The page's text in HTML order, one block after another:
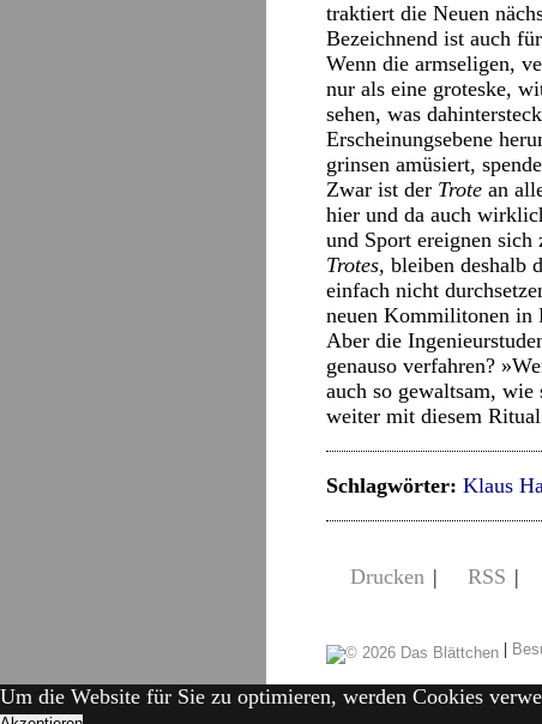
traktiert die Neuen
Bezeichnend ist auch
Wenn die armseligen,
nur als eine groteske,
sehen, was
Erscheinungsebene
grinsen amüsiert,
Zwar ist der Trote an
hier und da auch
und Sport ereignen sich
Trotes, bleiben deshalb
einfach nicht
neuen Kommilitonen in
Aber die
genauso verfahren?
auch so gewaltsam,
weiter mit diesem
Schlagwörter: Klaus
Drucken | RSS |
|
Um die Website für Sie zu optimieren, werden Cookies